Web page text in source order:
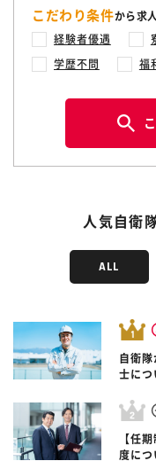
こだわり条件から求
経験者優遇
学歴不問 福
人気自衛
ALL
自衛隊
士につ
【任
度につ